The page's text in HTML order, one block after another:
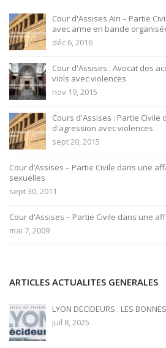
Cour d'Assises Ain – Partie
avec arme en bande
déc 6, 2016
Cour d'Assises : Avocat des
viols avec violences
nov 19, 2015
Cours d'Assises : Partie Civile
d'agression avec violences
sept 20, 2015
Cour d’Assises – Partie Civile dans une
sexuelles
sept 30, 2011
Cour d'Assises – Partie Civile dans une
mai 7, 2009
ARTICLES ACTUALITES GENERALES
LYON DECIDEURS : LES
juil 8, 2025